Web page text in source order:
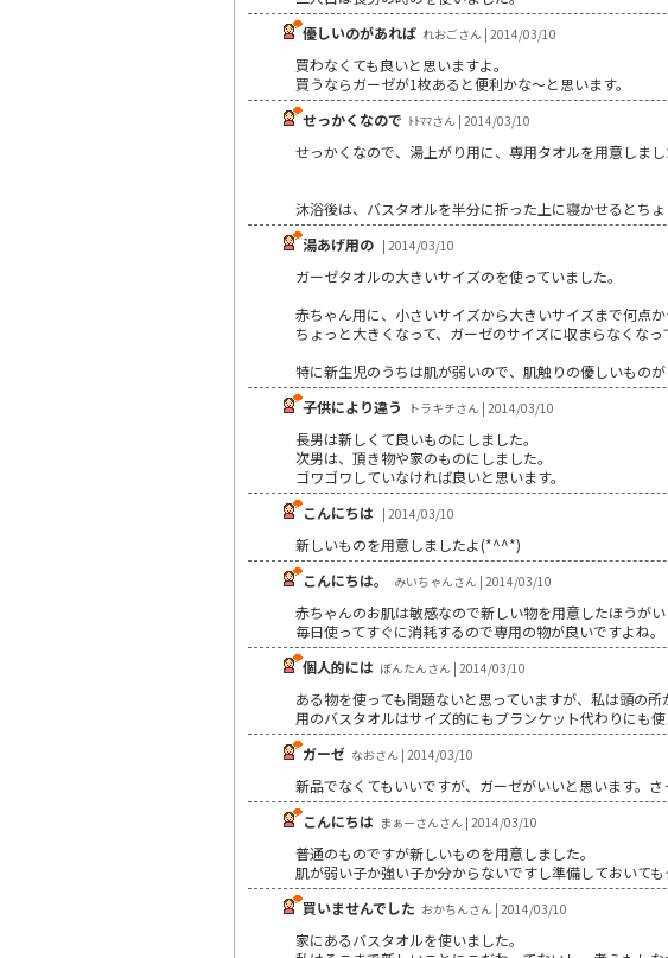
優しいのがあれば れおごさん | 2014/03/10
買わなくても良いと思いますよ。
買うならガーゼが1枚あると便利かな～と思います。
せっかくなので ﾄﾄﾏﾏさん | 2014/03/10
せっかくなので、湯上がり用に、専用タオルを用意しまし
沐浴後は、バスタオルを半分に折った上に寝かせるとちょ
湯あげ用の | 2014/03/10
ガーゼタオルの大きいサイズのを使っていました。
赤ちゃん用に、小さいサイズから大きいサイズまで何点
ちょっと大きくなって、ガーゼのサイズに収まらなくな
特に新生児のうちは肌が弱いので、肌触りの優しいものが
子供により違う
トラキチさん | 2014/03/10
長男は新しくて良いものにしました。
次男は、頂き物や家のものにしました。
ゴワゴワしていなければ良いと思います。
こんにちは | 2014/03/10
新しいものを用意しましたよ(*^^*)
こんにちは。
みいちゃんさん | 2014/03/10
赤ちゃんのお肌は敏感なので新しい物を用意したほうが
毎日使ってすぐに消耗するので専用の物が良いですよね。
個人的には ぼんたんさん | 2014/03/10
ある物を使っても問題ないと思っていますが、私は頭の
用のバスタオルはサイズ的にもブランケット代わりにも
ガーゼ なおさん | 2014/03/10
新品でなくてもいいですが、ガーゼがいいと思います。
こんにちは まぁーさんさん | 2014/03/10
普通のものですが新しいものを用意しました。
肌が弱い子か強い子か分からないですし準備しておいて
買いませんでした おかちんさん | 2014/03/10
家にあるバスタオルを使いました。